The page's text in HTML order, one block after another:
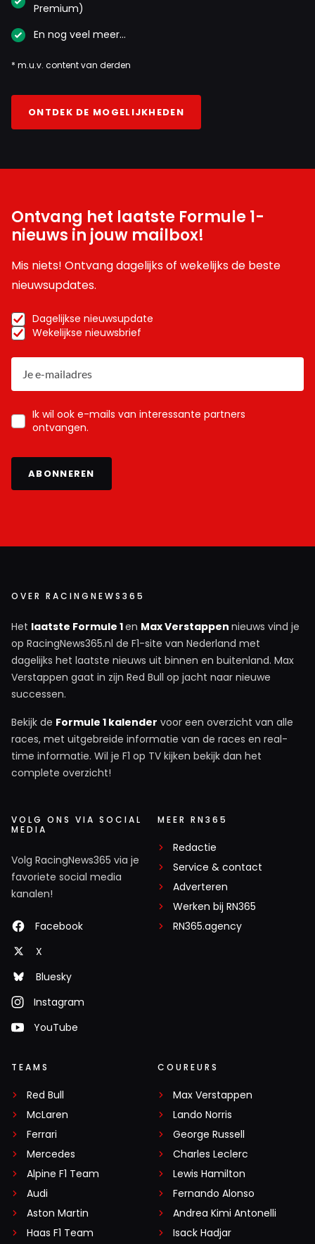
Premium)
En nog veel meer…
* m.u.v. content van derden
ONTDEK DE MOGELIJKHEDEN
Ontvang het laatste Formule 1-
nieuws in jouw mailbox!
Mis niets! Ontvang dagelijks of wekelijks de beste
nieuwsupdates.
Dagelijkse nieuwsupdate
Wekelijkse nieuwsbrief
Ik wil ook e-mails van interessante partners
ontvangen.
ABONNEREN
OVER RACINGNEWS365
Het laatste Formule 1en Max Verstappen nieuws vind je
op RacingNews365.nl de F1-site van Nederland met
dagelijks het laatste nieuws uit binnen en buitenland. Max
Verstappen gaat in zijn Red Bull op jacht naar nieuwe
successen.
Bekijk de Formule 1 kalender voor een overzicht van alle
races, met uitgebreide informatie van de races en real-
time informatie. Wil je F1 op TV kijken bekijk dan het
complete overzicht!
VOLG ONS VIA SOCIAL
MEDIA
Volg RacingNews365 via je
favoriete social media
kanalen!
Facebook
X
Bluesky
Instagram
YouTube
MEER RN365
Redactie
Service & contact
Adverteren
Werken bij RN365
RN365.agency
TEAMS
Red Bull
McLaren
Ferrari
Mercedes
Alpine F1 Team
Audi
Aston Martin
Haas F1 Team
COUREURS
Max Verstappen
Lando Norris
George Russell
Charles Leclerc
Lewis Hamilton
Fernando Alonso
Andrea Kimi Antonelli
Isack Hadjar